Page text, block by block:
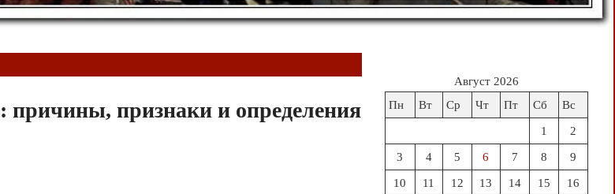
причины, признаки и определения
Август 2026
Пн
Вт Ср Чт Пт Сб Вс
1 2
3 4 5 6 7 8 9
10 11 12 13 14 15 16